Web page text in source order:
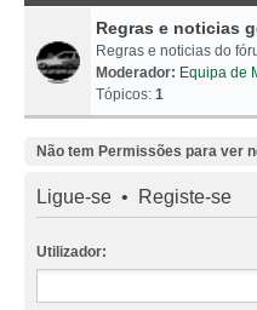
Regras e noticias
Regras e noticias do
Moderador: Equipa de
Tópicos: 1
Não tem Permissões para ver
Ligue-se • Registe-se
Utilizador: